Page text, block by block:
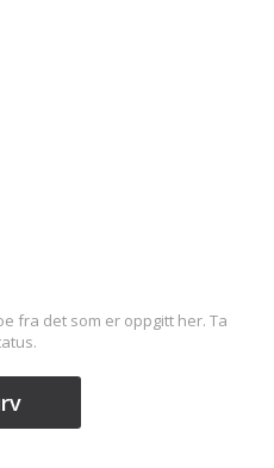
fra det som er oppgitt her. Ta